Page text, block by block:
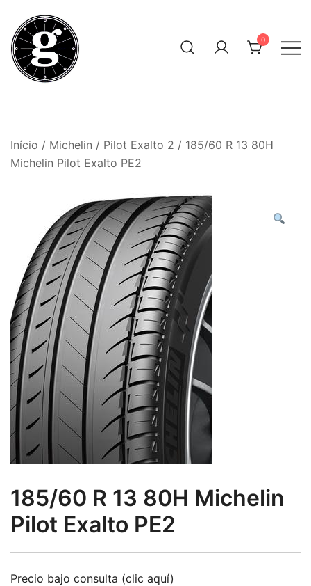
content
0
Início / Michelin / Pilot Exalto 2 / 185/60 R 13 80H
Michelin Pilot Exalto PE2
185/60 R 13 80H Michelin
Pilot Exalto PE2
Precio bajo consulta (clic aquí)